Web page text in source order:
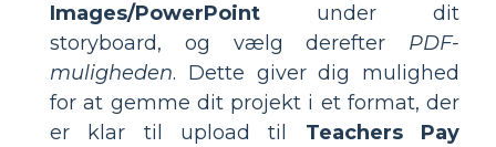
Images/PowerPoint under dit
storyboard, og vælg derefter PDF-
muligheden. Dette giver dig mulighed
for at gemme dit projekt i et format, der
er klar til upload til Teachers Pay